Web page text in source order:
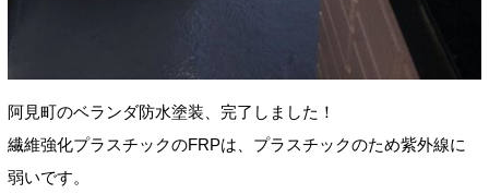
阿見町のベランダ防水塗装、完了しました！
繊維強化プラスチックのFRPは、プラスチックのため紫外線に
弱いです。